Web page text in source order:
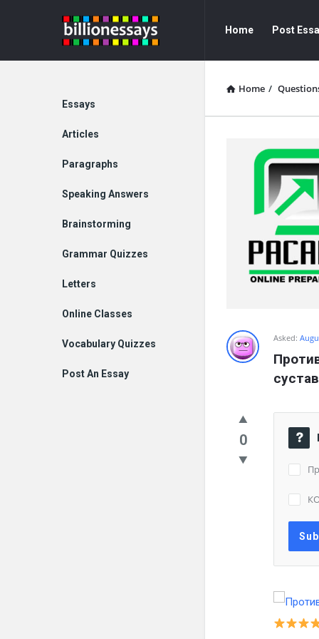
Billion
Essays
Essays
Navigation
Home Post
Home /
Asked:
0
Explore
Essays
Articles
Paragraphs
Speaking Answers
Brainstorming
Grammar Quizzes
Letters
Online Classes
Vocabulary Quizzes
Post An Essay